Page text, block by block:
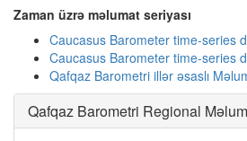
Zaman üzrə məlumat seriyası
Caucasus Barometer time-series
Caucasus Barometer time-series
Qafqaz Barometri illər əsaslı
Qafqaz Barometri Regional